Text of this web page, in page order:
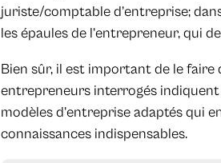
juriste/comptable d’entreprise;
les épaules de l’entrepreneur, qui
Bien sûr, il est important de le faire
entrepreneurs interrogés indiquent
modèles d’entreprise adaptés qui
connaissances indispensables.